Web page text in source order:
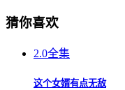
猜你喜欢
2.0全集
这个女婿有点无敌